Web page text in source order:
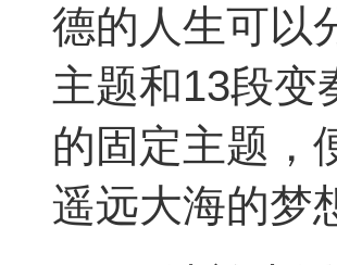
德的人生可以
主题和13段变
的固定主题，
遥远大海的梦